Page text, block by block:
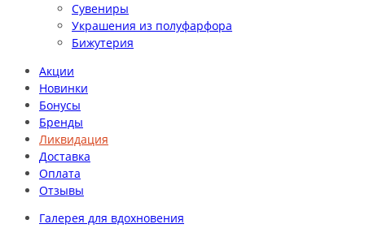
Сувениры
Украшения из полуфарфора
Бижутерия
Акции
Новинки
Бонусы
Бренды
Ликвидация
Доставка
Оплата
Отзывы
Галерея для вдохновения